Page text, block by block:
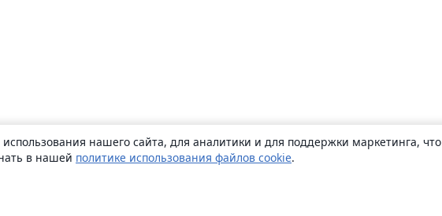
нашего сайта, для аналитики и для поддержки маркетинга, что
в нашей политике использования файлов cookie.